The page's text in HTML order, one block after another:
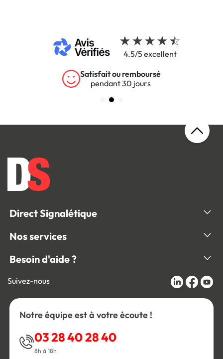
4.5/5 excellent
Satisfait ou remboursé
pendant 30 jours
Direct Signalétique
Nos services
Besoin d'aide ?
Suivez-nous
Notre équipe est à votre écoute !
03 28 40 28 40
8h à 18h